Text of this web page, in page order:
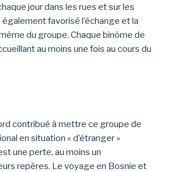
jour dans les rues et sur les
également favorisé l’échange et la
du groupe. Chaque binôme de
au moins une fois au cours du
contribué à mettre ce groupe de
en situation « d’étranger »
une perte, au moins un
repères. Le voyage en Bosnie et